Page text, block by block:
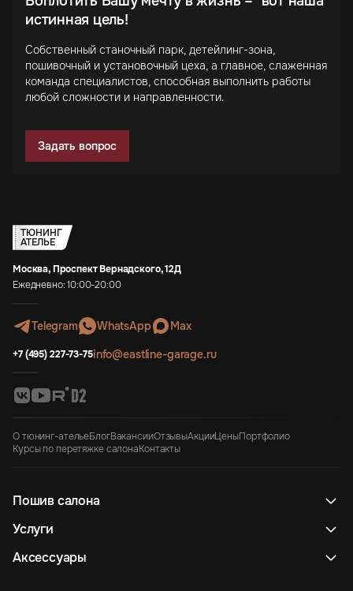
истинная цель!
Собственный станочный парк, детейлинг-зона,
пошивочный и установочный цеха, а главное, слаженная
команда специалистов, способная выполнить работы
любой сложности и направленности.
Задать вопрос
ТЮНИНГ
АТЕЛЬЕ
Москва, Проспект Вернадского, 12Д
Ежедневно: 10:00-20:00
Telegram WhatsApp Max
+7 (495) 227-73-75info@eastline-garage.ru
О тюнинг-ательеБлогВакансииОтзывыАкцииЦеныПортфолио
Курсы по перетяжке салонаКонтакты
Пошив салона
Услуги
Аксессуары